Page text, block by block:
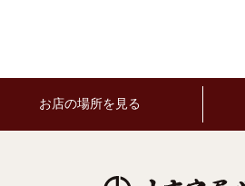
お店の場所を見る